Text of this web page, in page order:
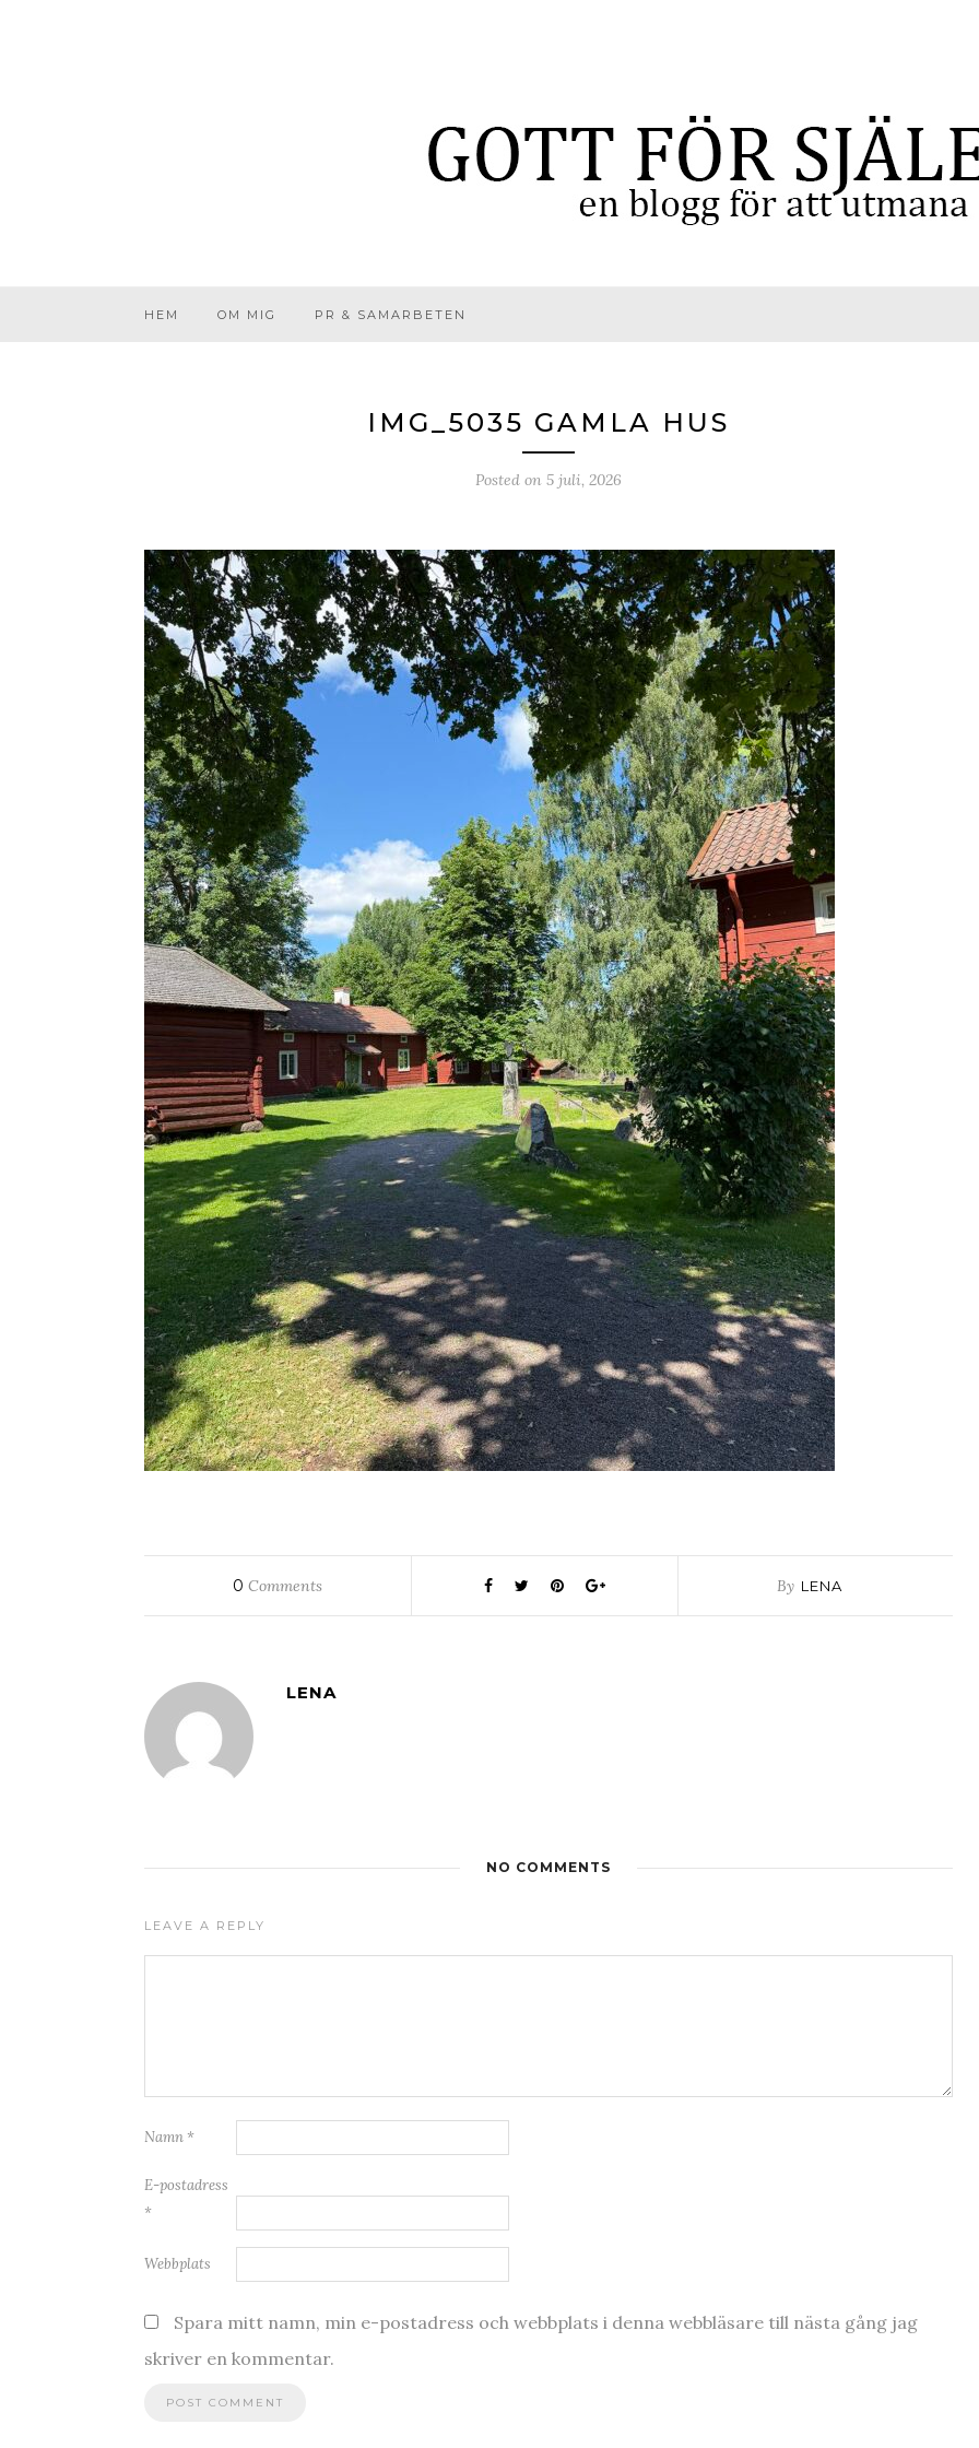
HEM OM MIG PR & SAMARBETEN
IMG_5035 GAMLA HUS
Posted on 5 juli, 2026
0 Comments By LENA
LENA
NO COMMENTS
LEAVE A REPLY
Namn *
E-postadress
*
Webbplats
Spara mitt namn, min e-postadress och webbplats i denna webbläsare till nästa gång jag
skriver en kommentar.